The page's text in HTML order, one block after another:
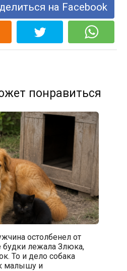
на Facebook
понравиться
остолбенел от
будки лежала Злюка,
То и дело собака
малышу и